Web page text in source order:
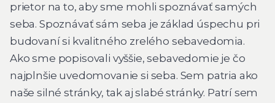
prietor na to, aby sme mohli spoznávať samých
seba. Spoznávať sám seba je základ úspechu pri
budovaní si kvalitného zrelého sebavedomia.
Ako sme popisovali vyššie, sebavedomie je čo
najplnšie uvedomovanie si seba. Sem patria ako
naše silné stránky, tak aj slabé stránky. Patrí sem